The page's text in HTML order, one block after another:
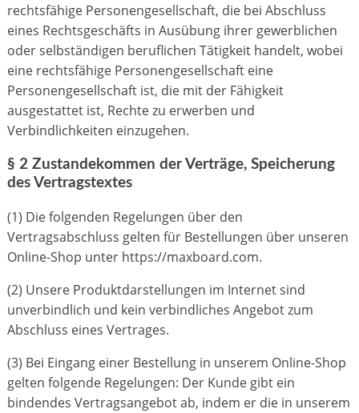
rechtsfähige Personengesellschaft, die bei Abschluss
eines Rechtsgeschäfts in Ausübung ihrer gewerblichen
oder selbständigen beruflichen Tätigkeit handelt, wobei
eine rechtsfähige Personengesellschaft eine
Personengesellschaft ist, die mit der Fähigkeit
ausgestattet ist, Rechte zu erwerben und
Verbindlichkeiten einzugehen.
§ 2 Zustandekommen der Verträge, Speicherung
des Vertragstextes
(1) Die folgenden Regelungen über den
Vertragsabschluss gelten für Bestellungen über unseren
Online-Shop unter https://maxboard.com.
(2) Unsere Produktdarstellungen im Internet sind
unverbindlich und kein verbindliches Angebot zum
Abschluss eines Vertrages.
(3) Bei Eingang einer Bestellung in unserem Online-Shop
gelten folgende Regelungen: Der Kunde gibt ein
bindendes Vertragsangebot ab, indem er die in unserem